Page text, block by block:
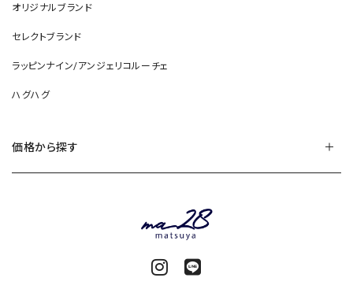
オリジナルブランド
セレクトブランド
ラッピンナイン/アンジェリコルーチェ
ハグハグ
価格から探す